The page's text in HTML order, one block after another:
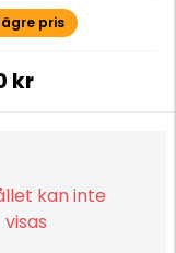
pris
kr
kan inte
visas